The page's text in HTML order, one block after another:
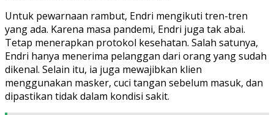
Untuk pewarnaan rambut, Endri mengikuti tren-tren
yang ada. Karena masa pandemi, Endri juga tak abai.
Tetap menerapkan protokol kesehatan. Salah satunya,
Endri hanya menerima pelanggan dari orang yang sudah
dikenal. Selain itu, ia juga mewajibkan klien
menggunakan masker, cuci tangan sebelum masuk, dan
dipastikan tidak dalam kondisi sakit.